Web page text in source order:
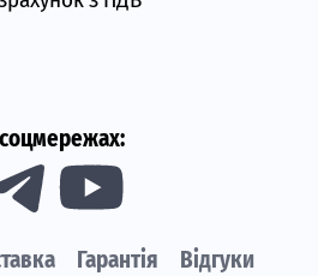
Гарантія Відгуки